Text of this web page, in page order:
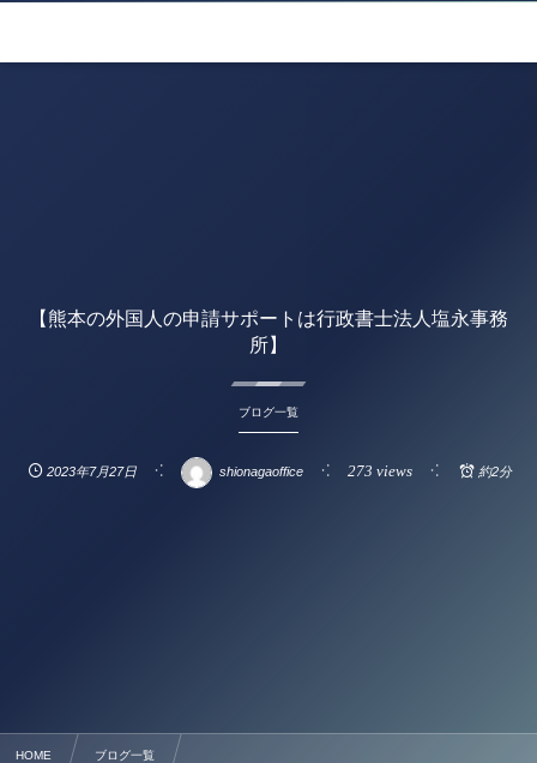
【熊本の外国人の申請サポートは行政書士法人塩永事務
所】
ブログ一覧
2023年7月27日 shionagaoffice 273 views 約2分
HOME ブログ一覧